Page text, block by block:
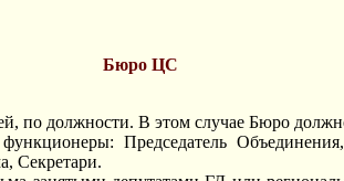
Бюро ЦС
по должности. В этом случае Бюро
Председатель
Секретари.